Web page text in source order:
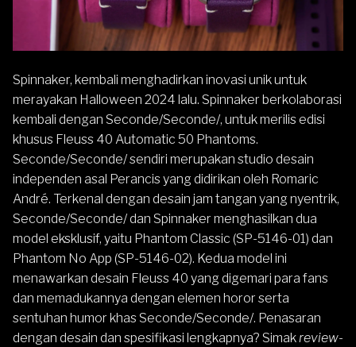
Spinnaker, kembali menghadirkan inovasi unik untuk
merayakan Halloween 2024 lalu. Spinnaker berkolaborasi
kembali dengan Seconde/Seconde/, untuk merilis edisi
khusus Fleuss 40 Automatic 50 Phantoms.
Seconde/Seconde/ sendiri merupakan studio desain
independen asal Perancis yang didirikan oleh Romaric
André. Terkenal dengan desain jam tangan yang nyentrik,
Seconde/Seconde/ dan Spinnaker menghasilkan dua
model eksklusif, yaitu Phantom Classic (SP-5146-01) dan
Phantom No App (SP-5146-02). Kedua model ini
menawarkan desain Fleuss 40 yang digemari para fans
dan memadukannya dengan elemen horor serta
sentuhan humor khas Seconde/Seconde/. Penasaran
dengan desain dan spesifikasi lengkapnya? Simakreview-